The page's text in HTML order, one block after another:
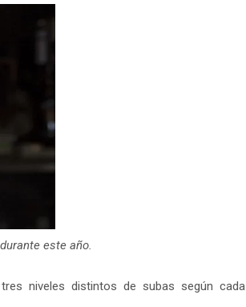
este año.
niveles distintos de subas según cada